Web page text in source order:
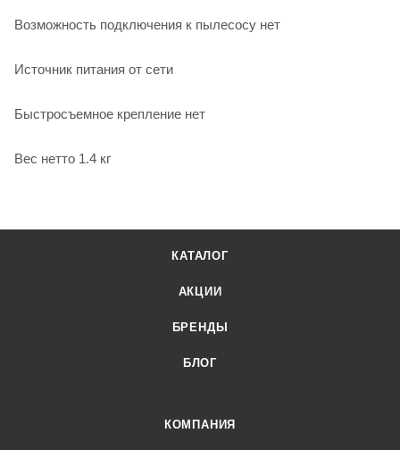
Возможность подключения к пылесосу нет
Источник питания от сети
Быстросъемное крепление нет
Вес нетто 1.4 кг
КАТАЛОГ
АКЦИИ
БРЕНДЫ
БЛОГ
КОМПАНИЯ